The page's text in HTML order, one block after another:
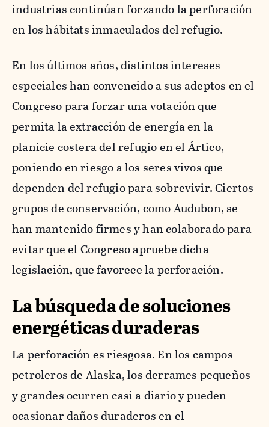
industrias continúan forzando la perforación
en los hábitats inmaculados del refugio.
En los últimos años, distintos intereses
especiales han convencido a sus adeptos en el
Congreso para forzar una votación que
permita la extracción de energía en la
planicie costera del refugio en el Ártico,
poniendo en riesgo a los seres vivos que
dependen del refugio para sobrevivir. Ciertos
grupos de conservación, como Audubon, se
han mantenido firmes y han colaborado para
evitar que el Congreso apruebe dicha
legislación, que favorece la perforación.
La búsqueda de soluciones
energéticas duraderas
La perforación es riesgosa. En los campos
petroleros de Alaska, los derrames pequeños
y grandes ocurren casi a diario y pueden
ocasionar daños duraderos en el